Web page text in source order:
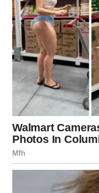
Ali pazite: emocija
Ne trošite da biste
finansijske rizike
novac – strategija.
5) Najvažniji
Ne rušite ono što
vas plaši koliko
romansa koja vas
probudi, a ne da
da kažete: “Plašim